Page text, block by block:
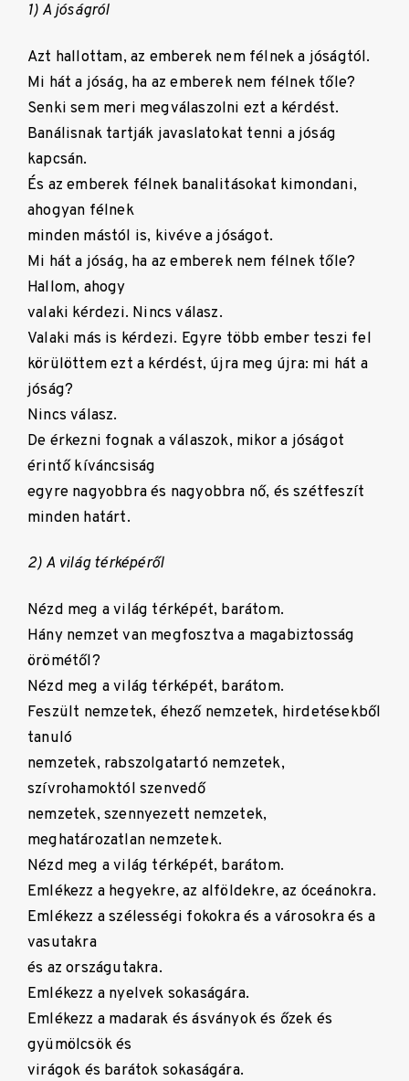
1) A jóságról
Azt hallottam, az emberek nem félnek a jóságtól.
Mi hát a jóság, ha az emberek nem félnek tőle?
Senki sem meri megválaszolni ezt a kérdést.
Banálisnak tartják javaslatokat tenni a jóság
kapcsán.
És az emberek félnek banalitásokat kimondani,
ahogyan félnek
minden mástól is, kivéve a jóságot.
Mi hát a jóság, ha az emberek nem félnek tőle?
Hallom, ahogy
valaki kérdezi. Nincs válasz.
Valaki más is kérdezi. Egyre több ember teszi fel
körülöttem ezt a kérdést, újra meg újra: mi hát a
jóság?
Nincs válasz.
De érkezni fognak a válaszok, mikor a jóságot
érintő kíváncsiság
egyre nagyobbra és nagyobbra nő, és szétfeszít
minden határt.
2) A világ térképéről
Nézd meg a világ térképét, barátom.
Hány nemzet van megfosztva a magabiztosság
örömétől?
Nézd meg a világ térképét, barátom.
Feszült nemzetek, éhező nemzetek, hirdetésekből
tanuló
nemzetek, rabszolgatartó nemzetek,
szívrohamoktól szenvedő
nemzetek, szennyezett nemzetek,
meghatározatlan nemzetek.
Nézd meg a világ térképét, barátom.
Emlékezz a hegyekre, az alföldekre, az óceánokra.
Emlékezz a szélességi fokokra és a városokra és a
vasutakra
és az országutakra.
Emlékezz a nyelvek sokaságára.
Emlékezz a madarak és ásványok és őzek és
gyümölcsök és
virágok és barátok sokaságára.